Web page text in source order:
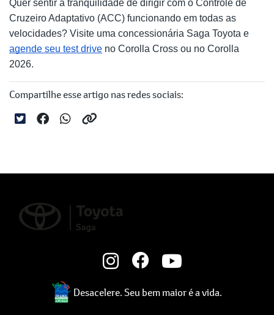
Quer sentir a tranquilidade de dirigir com o Controle de
Cruzeiro Adaptativo (ACC) funcionando em todas as
velocidades? Visite uma concessionária Saga Toyota e
agende seu test drive no Corolla Cross ou no Corolla
2026.
Compartilhe esse artigo nas redes sociais:
Desacelere. Seu bem maior é a vida.